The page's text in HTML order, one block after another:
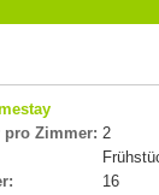
pro Zimmer: 2
16